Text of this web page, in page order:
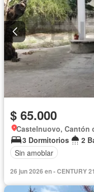
$ 65.000
Castelnuovo, Cantón
3 Dormitorios
2
Sin amoblar
26 jun 2026 en - CENTURY